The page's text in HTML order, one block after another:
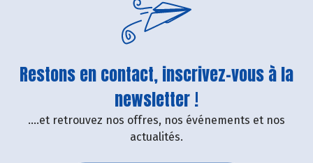
Restons en contact, inscrivez-vous à la
newsletter !
....et retrouvez nos offres, nos événements et nos
actualités.